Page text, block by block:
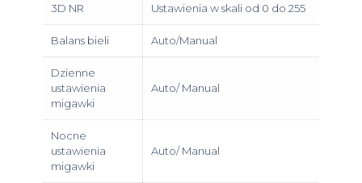
3D NR Ustawienia w skali od 0 do 255
Balans bieli Auto/Manual
Dzienne
ustawienia
migawki
Auto/ Manual
Nocne
ustawienia
migawki
Auto/ Manual